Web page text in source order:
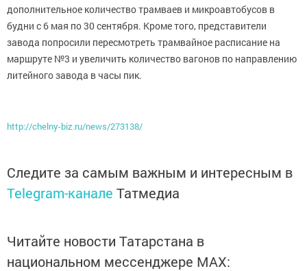
дополнительное количество трамваев и микроавтобусов в
будни с 6 мая по 30 сентября. Кроме того, представители
завода попросили пересмотреть трамвайное расписание на
маршруте №3 и увеличить количество вагонов по направлению
литейного завода в часы пик.
http://chelny-biz.ru/news/273138/
Следите за самым важным и интересным в
Telegram-канале Татмедиа
Читайте новости Татарстана в
национальном мессенджере MАХ: